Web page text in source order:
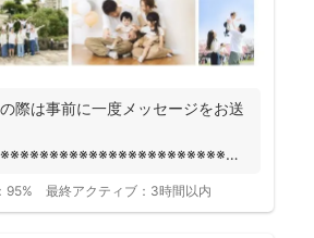
際は事前に一度メッセージをお送
95% 最終アクティブ： 3時間以内